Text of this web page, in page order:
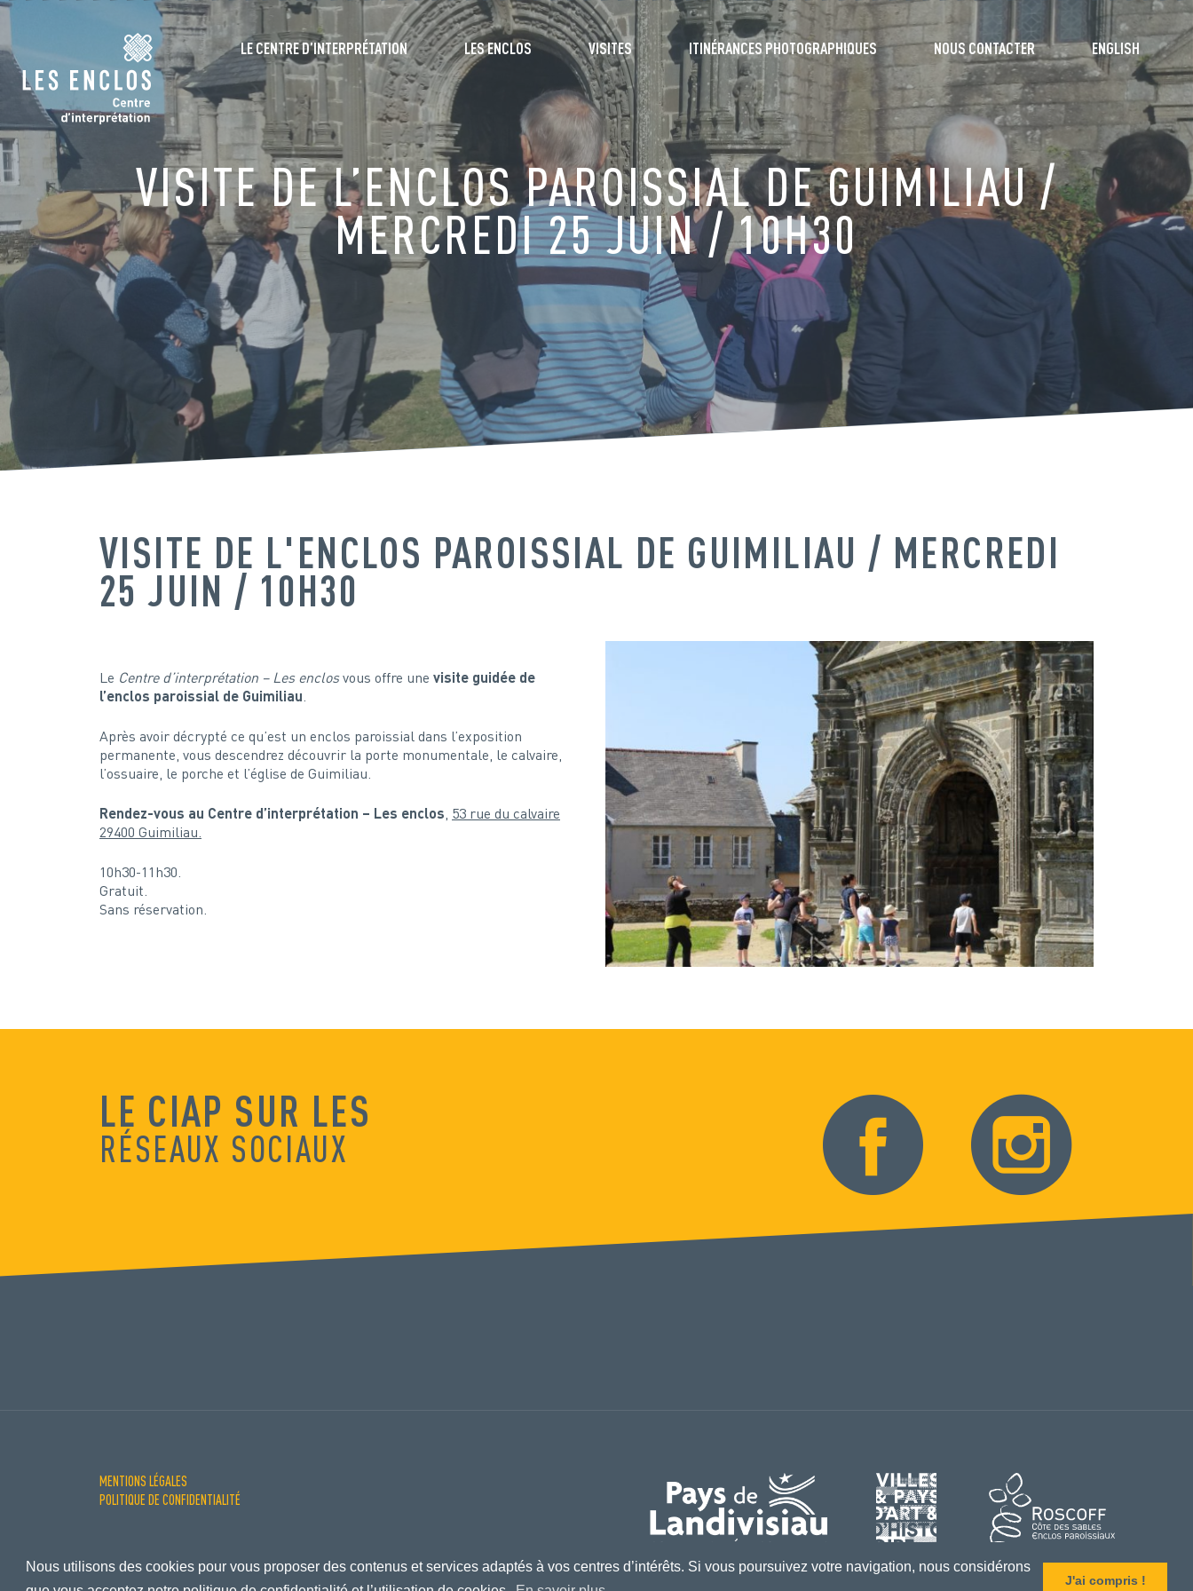
Nous utilisons des cookies pour vous proposer des contenus et services adaptés à vos centres d’intérêts. Si vous poursuivez votre navigation, nous considérons
J'ai compris !
LE CENTRE D’INTERPRÉTATION LES ENCLOS VISITES ITINÉRANCES PHOTOGRAPHIQUES NOUS CONTACTER ENGLISH
VISITE DE L’ENCLOS PAROISSIAL DE GUIMILIAU /
MERCREDI 25 JUIN / 10H30
VISITE DE L'ENCLOS PAROISSIAL DE GUIMILIAU / MERCREDI
25 JUIN / 10H30
Le Centre d’interprétation – Les enclosvous offre une visite guidée de
l’enclos paroissial de Guimiliau.
Après avoir décrypté ce qu’est un enclos paroissial dans l’exposition
permanente, vous descendrez découvrir la porte monumentale, le calvaire,
l’ossuaire, le porche et l’église de Guimiliau.
Rendez-vous au Centre d’interprétation – Les enclos, 53 rue du calvaire
29400 Guimiliau.
10h30-11h30.
Gratuit.
Sans réservation.
LE CIAP SUR LES
RÉSEAUX SOCIAUX
MENTIONS LÉGALES
POLITIQUE DE CONFIDENTIALITÉ